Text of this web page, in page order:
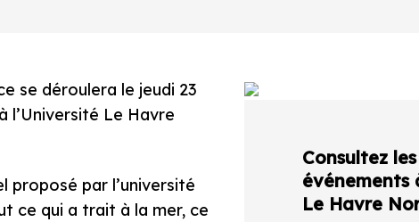
se déroulera le jeudi 23
l’Université Le Havre
proposé par l’université
ce qui a trait à la mer, ce
Consultez
événements
Le Havre